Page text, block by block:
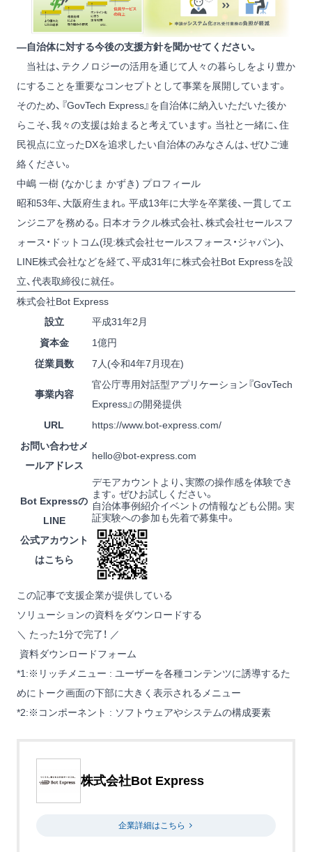
―自治体に対する今後の支援方針を聞かせてください。
当社は、テクノロジーの活用を通じて人々の暮らしをより豊か
にすることを重要なコンセプトとして事業を展開しています。
そのため、『GovTech Express』を自治体に納入いただいた後か
らこそ、我々の支援は始まると考えています。当社と一緒に、住
民視点に立ったDXを追求したい自治体のみなさんは、ぜひご連
絡ください。
中嶋 一樹 (なかじま かずき) プロフィール
昭和53年、大阪府生まれ。平成13年に大学を卒業後、一貫してエ
ンジニアを務める。日本オラクル株式会社、株式会社セールスフ
ォース・ドットコム(現:株式会社セールスフォース・ジャパン)、
LINE株式会社などを経て、平成31年に株式会社Bot Expressを設
立、代表取締役に就任。
株式会社Bot Express
設立
平成31年2月
資本金
1億円
従業員数
7人(令和4年7月現在)
事業内容
官公庁専用対話型アプリケーション『GovTech
Express』の開発提供
URL
https://www.bot-express.com/
お問い合わせメ
ールアドレス
hello@bot-express.com
Bot Expressの
LINE
公式アカウント
はこちら
デモアカウントより、実際の操作感を体験でき
ます。ぜひお試しください。
自治体事例紹介イベントの情報なども公開。実
証実験への参加も先着で募集中。
この記事で支援企業が提供している
ソリューションの資料をダウンロードする
＼ たった1分で完了！ ／
資料ダウンロードフォーム
*1 :※リッチメニュー : ユーザーを各種コンテンツに誘導するた
めにトーク画面の下部に大きく表示されるメニュー
*2:※コンポーネント : ソフトウェアやシステムの構成要素
株式会社Bot Express
企業詳細はこちら